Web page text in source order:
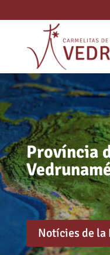
Província
Notícies de la